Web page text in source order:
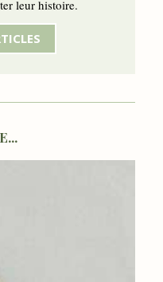
leur histoire.